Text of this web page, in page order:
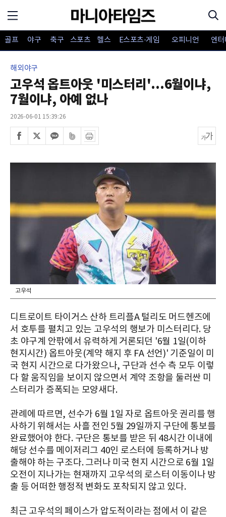
골프 야구 축구 스포츠 헬스 E스포츠·게임 오피니언 엔
해외야구
고우석 옵트아웃 '미스터리'...6월이냐,
7월이냐, 아예 없나
2026-06-01 15:39:26
고우석
디트로이트 타이거스 산하 트리플A 털리도 머드헨즈에
서 호투를 펼치고 있는 고우석의 행보가 미스터리다. 당
초 야구계 안팎에서 유력하게 거론되던 '6월 1일(이하
현지시간) 옵트아웃(계약 해지 후 FA 선언)' 기준일이 미
국 현지 시간으로 다가왔으나, 구단과 선수 측 모두 이렇
다 할 움직임을 보이지 않으면서 계약 조항을 둘러싼 미
스터리가 증폭되는 모양새다.
관례에 따르면, 선수가 6월 1일 자로 옵트아웃 권리를 행
사하기 위해서는 사흘 전인 5월 29일까지 구단에 통보를
완료했어야 한다. 구단은 통보를 받은 뒤 48시간 이내에
해당 선수를 메이저리그 40인 로스터에 등록하거나 방
출해야 하는 구조다. 그러나 미국 현지 시간으로 6월 1일
오전이 지나가는 현재까지 고우석의 로스터 이동이나 방
출 등 어떠한 행정적 변화도 포착되지 않고 있다.
최근 고우석의 페이스가 압도적이라는 점에서 이 같은